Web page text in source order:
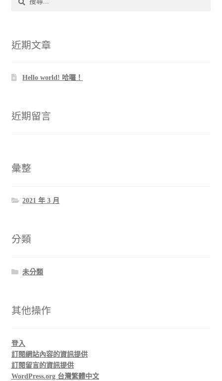
字:
近期文章
Hello world! 哈囉！
近期留言
彙整
2021 年 3 月
分類
未分類
其他操作
登入
訂閱網站內容的資訊提供
訂閱留言的資訊提供
WordPress.org 台灣繁體中文